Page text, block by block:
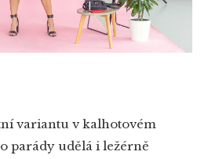
variantu v kalhotovém
parády udělá i ležérně